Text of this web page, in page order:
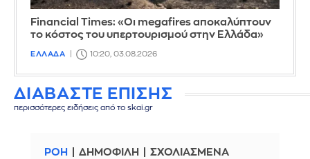
Financial Times: «Οι megafires αποκαλύπτουν
το κόστος του υπερτουρισμού στην Ελλάδα»
ΕΛΛΑΔΑ 10:20, 03.08.2026
ΔΙΑΒΑΣΤΕ ΕΠΙΣΗΣ
περισσότερες ειδήσεις από το skai.gr
ΡΟΗ ΔΗΜΟΦΙΛΗ ΣΧΟΛΙΑΣΜΕΝΑ